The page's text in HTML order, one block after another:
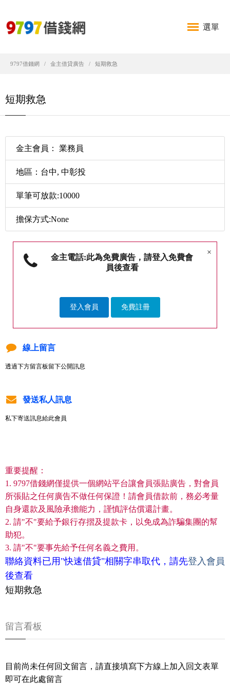
選單
9797借錢網 金主借貸廣告 短期救急
短期救急
金主會員： 業務員
地區：台中, 中彰投
單筆可放款:10000
擔保方式:None
×
金主電話:此為免費廣告，請登入免費會
員後查看
登入會員 免費註冊
線上留言
透過下方留言板留下公開訊息
發送私人訊息
私下寄送訊息給此會員
重要提醒：
1. 9797借錢網僅提供一個網站平台讓會員張貼廣告，對會員
所張貼之任何廣告不做任何保證！請會員借款前，務必考量
自身還款及風險承擔能力，謹慎評估償還計畫。
2. 請"不"要給予銀行存摺及提款卡，以免成為詐騙集團的幫
助犯。
3. 請"不"要事先給予任何名義之費用。
聯絡資料已用"快速借貸"相關字串取代，請先登入會員
後查看
短期救急
留言看板
目前尚未任何回文留言，請直接填寫下方線上加入回文表單
即可在此處留言